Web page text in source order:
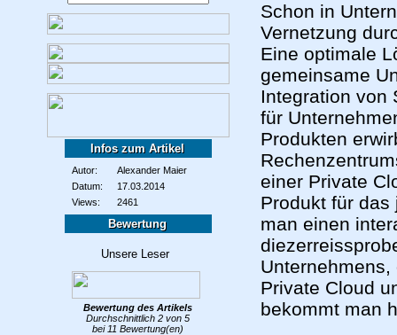
Infos zum Artikel
Autor:
Alexander Maier
Datum:
17.03.2014
Views:
2461
Bewertung
Bewertung des Artikels
Durchschnittlich 2 von 5
bei 11 Bewertung(en)
Schon in
Vernetzung
Eine optimale
gemeinsame
Integration von
für
Produkten
einer Private
Produkt für
man einen
Private Cloud
bekommt man